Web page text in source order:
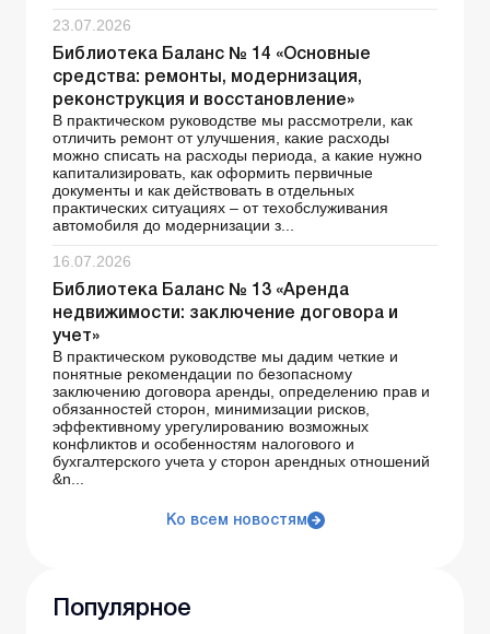
23.07.2026
Библиотека Баланс № 14 «Основные
средства: ремонты, модернизация,
реконструкция и восстановление»
В практическом руководстве мы рассмотрели, как
отличить ремонт от улучшения, какие расходы
можно списать на расходы периода, а какие нужно
капитализировать, как оформить первичные
документы и как действовать в отдельных
практических ситуациях – от техобслуживания
автомобиля до модернизации з...
16.07.2026
Библиотека Баланс № 13 «Аренда
недвижимости: заключение договора и
учет»
В практическом руководстве мы дадим четкие и
понятные рекомендации по безопасному
заключению договора аренды, определению прав и
обязанностей сторон, минимизации рисков,
эффективному урегулированию возможных
конфликтов и особенностям налогового и
бухгалтерского учета у сторон арендных отношений
&n...
Ко всем новостям
Популярное